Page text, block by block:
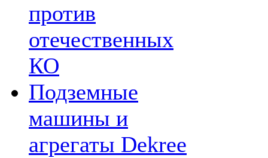
против
отечественных
КО
Подземные
машины и
агрегаты Dekree